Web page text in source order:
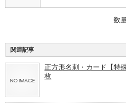
数
関連記事
正方形名刺・カード【
枚